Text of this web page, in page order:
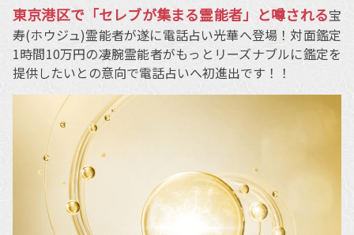
東京港区で「セレブが集まる霊能者」と噂される宝
寿(ホウジュ)霊能者が遂に電話占い光華へ登場！対面鑑定
1時間10万円の凄腕霊能者がもっとリーズナブルに鑑定を
提供したいとの意向で電話占いへ初進出です！！